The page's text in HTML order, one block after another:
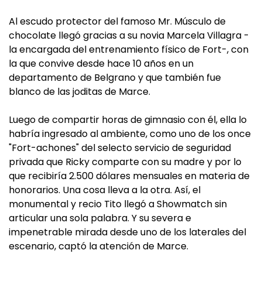
Al escudo protector del famoso Mr. Músculo de
chocolate llegó gracias a su novia Marcela Villagra -
la encargada del entrenamiento físico de Fort-, con
la que convive desde hace 10 años en un
departamento de Belgrano y que también fue
blanco de las joditas de Marce.
Luego de compartir horas de gimnasio con él, ella lo
habría ingresado al ambiente, como uno de los once
"Fort-achones" del selecto servicio de seguridad
privada que Ricky comparte con su madre y por lo
que recibiría 2.500 dólares mensuales en materia de
honorarios. Una cosa lleva a la otra. Así, el
monumental y recio Tito llegó a Showmatch sin
articular una sola palabra. Y su severa e
impenetrable mirada desde uno de los laterales del
escenario, captó la atención de Marce.